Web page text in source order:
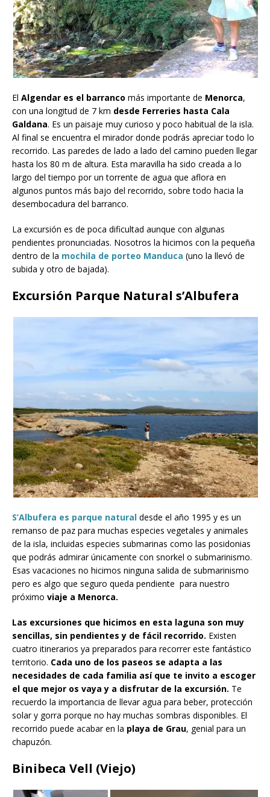
El Algendar es el barranco más importante de Menorca,
con una longitud de 7 km desde Ferreries hasta Cala
Galdana. Es un paisaje muy curioso y poco habitual de la isla.
Al final se encuentra el mirador donde podrás apreciar todo lo
recorrido. Las paredes de lado a lado del camino pueden llegar
hasta los 80 m de altura. Esta maravilla ha sido creada a lo
largo del tiempo por un torrente de agua que aflora en
algunos puntos más bajo del recorrido, sobre todo hacia la
desembocadura del barranco.
La excursión es de poca dificultad aunque con algunas
pendientes pronunciadas. Nosotros la hicimos con la pequeña
dentro de la mochila de porteo Manduca (uno la llevó de
subida y otro de bajada).
Excursión Parque Natural s’Albufera
S’Albufera es parque natural desde el año 1995 y es un
remanso de paz para muchas especies vegetales y animales
de la isla, incluidas especies submarinas como las posidonias
que podrás admirar únicamente con snorkel o submarinismo.
Esas vacaciones no hicimos ninguna salida de submarinismo
pero es algo que seguro queda pendiente para nuestro
próximo viaje a Menorca.
Las excursiones que hicimos en esta laguna son muy
sencillas, sin pendientes y de fácil recorrido. Existen
cuatro itinerarios ya preparados para recorrer este fantástico
territorio. Cada uno de los paseos se adapta a las
necesidades de cada familia así que te invito a escoger
el que mejor os vaya y a disfrutar de la excursión. Te
recuerdo la importancia de llevar agua para beber, protección
solar y gorra porque no hay muchas sombras disponibles. El
recorrido puede acabar en la playa de Grau, genial para un
chapuzón.
Binibeca Vell (Viejo)